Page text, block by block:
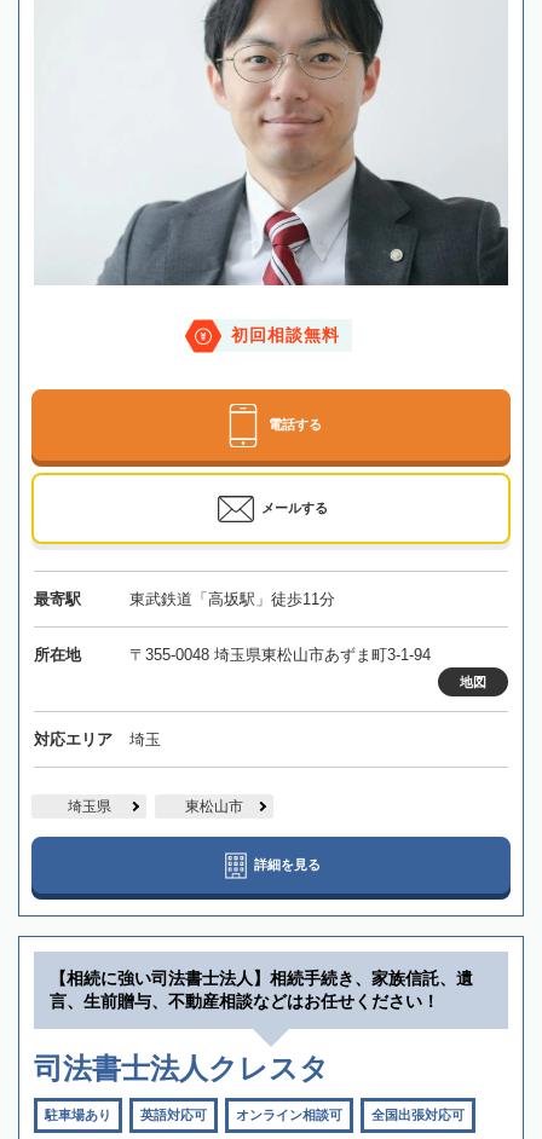
初回相談無料
電話する
メールする
最寄駅 東武鉄道「高坂駅」徒歩11分
所在地 〒355-0048 埼玉県東松山市あずま町3-1-94
地図
対応エリア 埼玉
埼玉県 東松山市
詳細を見る
【相続に強い司法書士法人】相続手続き、家族信託、遺
言、生前贈与、不動産相談などはお任せください！
司法書士法人クレスタ
駐車場あり 英語対応可 オンライン相談可 全国出張対応可